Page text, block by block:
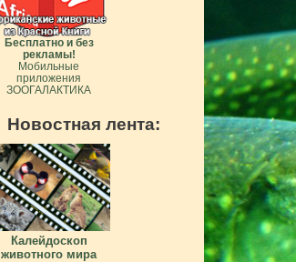
Бесплатно и без
рекламы!
Мобильные
приложения
ЗООГАЛАКТИКА
Новостная лента:
Калейдоскоп
животного мира